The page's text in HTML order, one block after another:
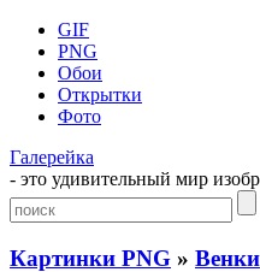
GIF
PNG
Обои
Открытки
Фото
Галерейка
- это удивительный мир
Картинки PNG » Венки